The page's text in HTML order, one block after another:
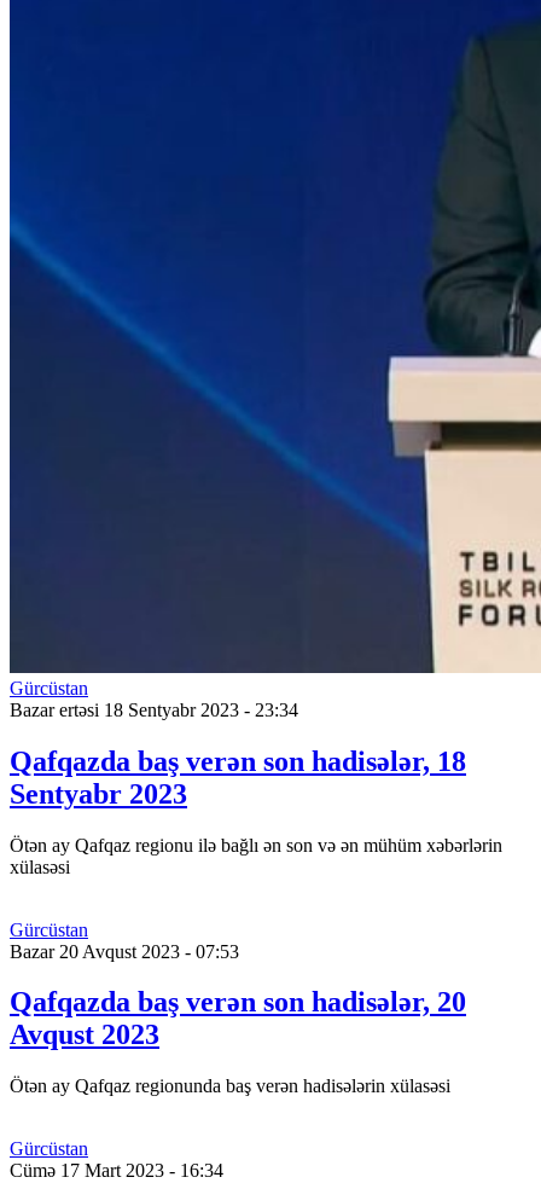
Gürcüstan
Bazar ertəsi 18 Sentyabr 2023 - 23:34
Qafqazda baş verən son hadisələr, 18
Sentyabr 2023
Ötən ay Qafqaz regionu ilə bağlı ən son və ən mühüm xəbərlərin
xülasəsi
Gürcüstan
Bazar 20 Avqust 2023 - 07:53
Qafqazda baş verən son hadisələr, 20
Avqust 2023
Ötən ay Qafqaz regionunda baş verən hadisələrin xülasəsi
Gürcüstan
Cümə 17 Mart 2023 - 16:34